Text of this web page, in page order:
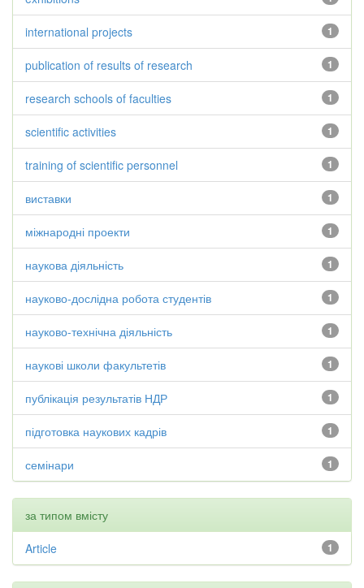
1
international projects
1
publication of results of research
1
research schools of faculties
1
scientific activities
1
training of scientific personnel
1
виставки
1
міжнародні проекти
1
наукова діяльність
1
науково-дослідна робота студентів
1
науково-технічна діяльність
1
наукові школи факультетів
1
публікація результатів НДР
1
підготовка наукових кадрів
1
семінари
за типом вмісту
1
Article